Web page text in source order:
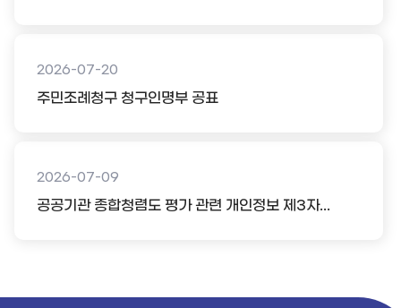
2026-07-20
주민조례청구 청구인명부 공표
2026-07-09
공공기관 종합청렴도 평가 관련 개인정보 제3자...